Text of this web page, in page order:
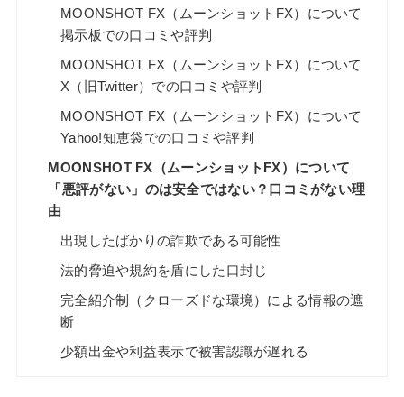
MOONSHOT FX（ムーンショットFX）について
掲示板での口コミや評判
MOONSHOT FX（ムーンショットFX）について
X（旧Twitter）での口コミや評判
MOONSHOT FX（ムーンショットFX）について
Yahoo!知恵袋での口コミや評判
MOONSHOT FX（ムーンショットFX）について
「悪評がない」のは安全ではない？口コミがない理
由
出現したばかりの詐欺である可能性
法的脅迫や規約を盾にした口封じ
完全紹介制（クローズドな環境）による情報の遮
断
少額出金や利益表示で被害認識が遅れる